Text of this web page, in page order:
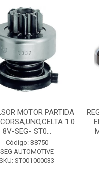
MOTOR PARTIDA
1.0
8V-SEG- ST0...
Código: 38750
SEG AUTOMOTIVE
ST001000033